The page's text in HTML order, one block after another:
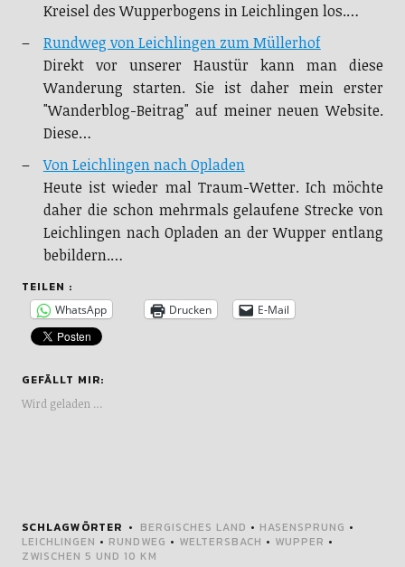
Kreisel des Wupperbogens in Leichlingen los.…
Rundweg von Leichlingen zum Müllerhof
Direkt vor unserer Haustür kann man diese
Wanderung starten. Sie ist daher mein erster
"Wanderblog-Beitrag" auf meiner neuen Website.
Diese…
Von Leichlingen nach Opladen
Heute ist wieder mal Traum-Wetter. Ich möchte
daher die schon mehrmals gelaufene Strecke von
Leichlingen nach Opladen an der Wupper entlang
bebildern.…
TEILEN :
WhatsApp Drucken E-Mail
GEFÄLLT MIR:
Wird geladen …
SCHLAGWÖRTER BERGISCHES LAND • HASENSPRUNG •
LEICHLINGEN • RUNDWEG • WELTERSBACH • WUPPER •
ZWISCHEN 5 UND 10 KM